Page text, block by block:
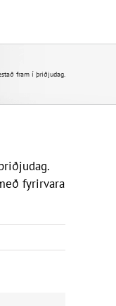
fram í þriðjudag.
fyrirvara